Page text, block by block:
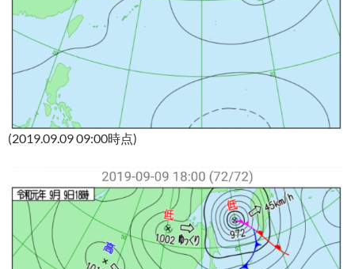
(2019.09.09 09:00時点)